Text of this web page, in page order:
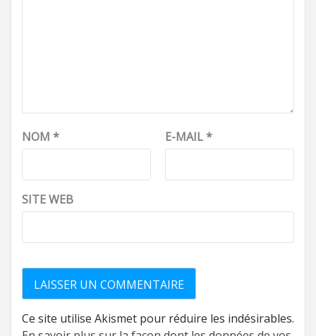
NOM * E-MAIL*
SITE WEB
Ce site utilise Akismet pour réduire les indésirables.